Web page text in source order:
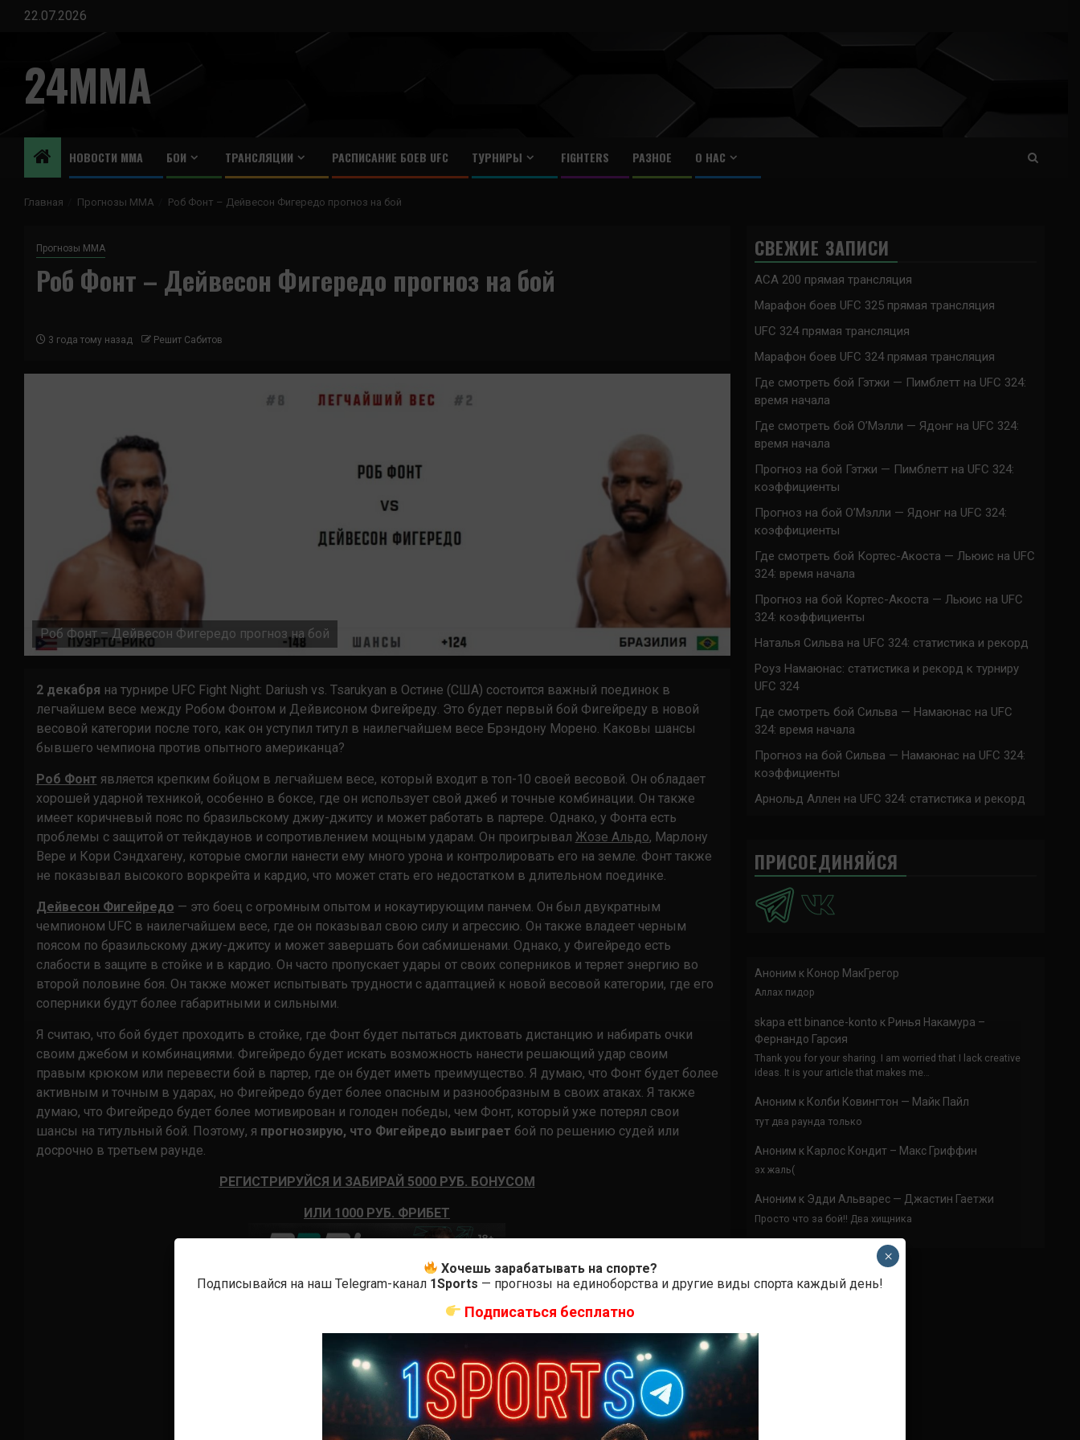
Перейти
содержимому
22.07.2026
24MMA
НОВОСТИ ММА БОИ ТРАНСЛЯЦИИ РАСПИСАНИЕ БОЕВ UFC ТУРНИРЫ FIGHTERS РАЗНОЕ О НАС
Главная Прогнозы ММА Роб Фонт – Дейвесон Фигередо прогноз на бой
Прогнозы ММА
Роб Фонт – Дейвесон Фигередо прогноз на бой
3 года тому назад Решит Сабитов
Роб Фонт – Дейвесон Фигередо прогноз на бой
2 декабря на турнире UFC Fight Night: Dariush vs. Tsarukyan в Остине (США) состоится важный поединок в
легчайшем весе между Робом Фонтом и Дейвисоном Фигейреду. Это будет первый бой Фигейреду в новой
весовой категории после того, как он уступил титул в наилегчайшем весе Брэндону Морено. Каковы шансы
бывшего чемпиона против опытного американца?
Роб Фонт является крепким бойцом в легчайшем весе, который входит в топ-10 своей весовой. Он обладает
хорошей ударной техникой, особенно в боксе, где он использует свой джеб и точные комбинации. Он также
имеет коричневый пояс по бразильскому джиу-джитсу и может работать в партере. Однако, у Фонта есть
проблемы с защитой от тейкдаунов и сопротивлением мощным ударам. Он проигрывал Жозе Альдо, Марлону
Вере и Кори Сэндхагену, которые смогли нанести ему много урона и контролировать его на земле. Фонт также
не показывал высокого воркрейта и кардио, что может стать его недостатком в длительном поединке.
Дейвесон Фигейредо — это боец с огромным опытом и нокаутирующим панчем. Он был двукратным
чемпионом UFC в наилегчайшем весе, где он показывал свою силу и агрессию. Он также владеет черным
поясом по бразильскому джиу-джитсу и может завершать бои сабмишенами. Однако, у Фигейредо есть
слабости в защите в стойке и в кардио. Он часто пропускает удары от своих соперников и теряет энергию во
второй половине боя. Он также может испытывать трудности с адаптацией к новой весовой категории, где его
соперники будут более габаритными и сильными.
Я считаю, что бой будет проходить в стойке, где Фонт будет пытаться диктовать дистанцию и набирать очки
своим джебом и комбинациями. Фигейредо будет искать возможность нанести решающий удар своим
правым крюком или перевести бой в партер, где он будет иметь преимущество. Я думаю, что Фонт будет более
активным и точным в ударах, но Фигейредо будет более опасным и разнообразным в своих атаках. Я также
думаю, что Фигейредо будет более мотивирован и голоден победы, чем Фонт, который уже потерял свои
шансы на титульный бой. Поэтому, я прогнозирую, что Фигейредо выиграет бой по решению судей или
досрочно в третьем раунде.
РЕГИСТРИРУЙСЯ И ЗАБИРАЙ 5000 РУБ. БОНУСОМ
ИЛИ 1000 РУБ. ФРИБЕТ
0
Оцените
СВЕЖИЕ ЗАПИСИ
ACA 200 прямая трансляция
Марафон боев UFC 325 прямая трансляция
UFC 324 прямая трансляция
Марафон боев UFC 324 прямая трансляция
Где смотреть бой Гэтжи — Пимблетт на UFC 324:
время начала
Где смотреть бой О’Мэлли — Ядонг на UFC 324:
время начала
Прогноз на бой Гэтжи — Пимблетт на UFC 324:
коэффициенты
Прогноз на бой О’Мэлли — Ядонг на UFC 324:
коэффициенты
Где смотреть бой Кортес-Акоста — Льюис на UFC
324: время начала
Прогноз на бой Кортес-Акоста — Льюис на UFC
324: коэффициенты
Наталья Сильва на UFC 324: статистика и рекорд
Роуз Намаюнас: статистика и рекорд к турниру
UFC 324
Где смотреть бой Сильва — Намаюнас на UFC
324: время начала
Прогноз на бой Сильва — Намаюнас на UFC 324:
коэффициенты
Арнольд Аллен на UFC 324: статистика и рекорд
ПРИСОЕДИНЯЙСЯ
Аноним к Конор МакГрегор
Аллах пидор
skapa ett binance-konto к Ринья Накамура –
Фернандо Гарсия
Thank you for your sharing. I am worried that I lack creative
ideas. It is your article that makes me…
Аноним к Колби Ковингтон — Майк Пайл
тут два раунда только
Аноним к Карлос Кондит – Макс Гриффин
эх жаль(
Аноним к Эдди Альварес — Джастин Гаетжи
Просто что за бой!! Два хищника
Хочешь зарабатывать на спорте?
Подписывайся на наш Telegram-канал 1Sports — прогнозы на единоборства и другие виды спорта каждый день!
Подписаться бесплатно
×